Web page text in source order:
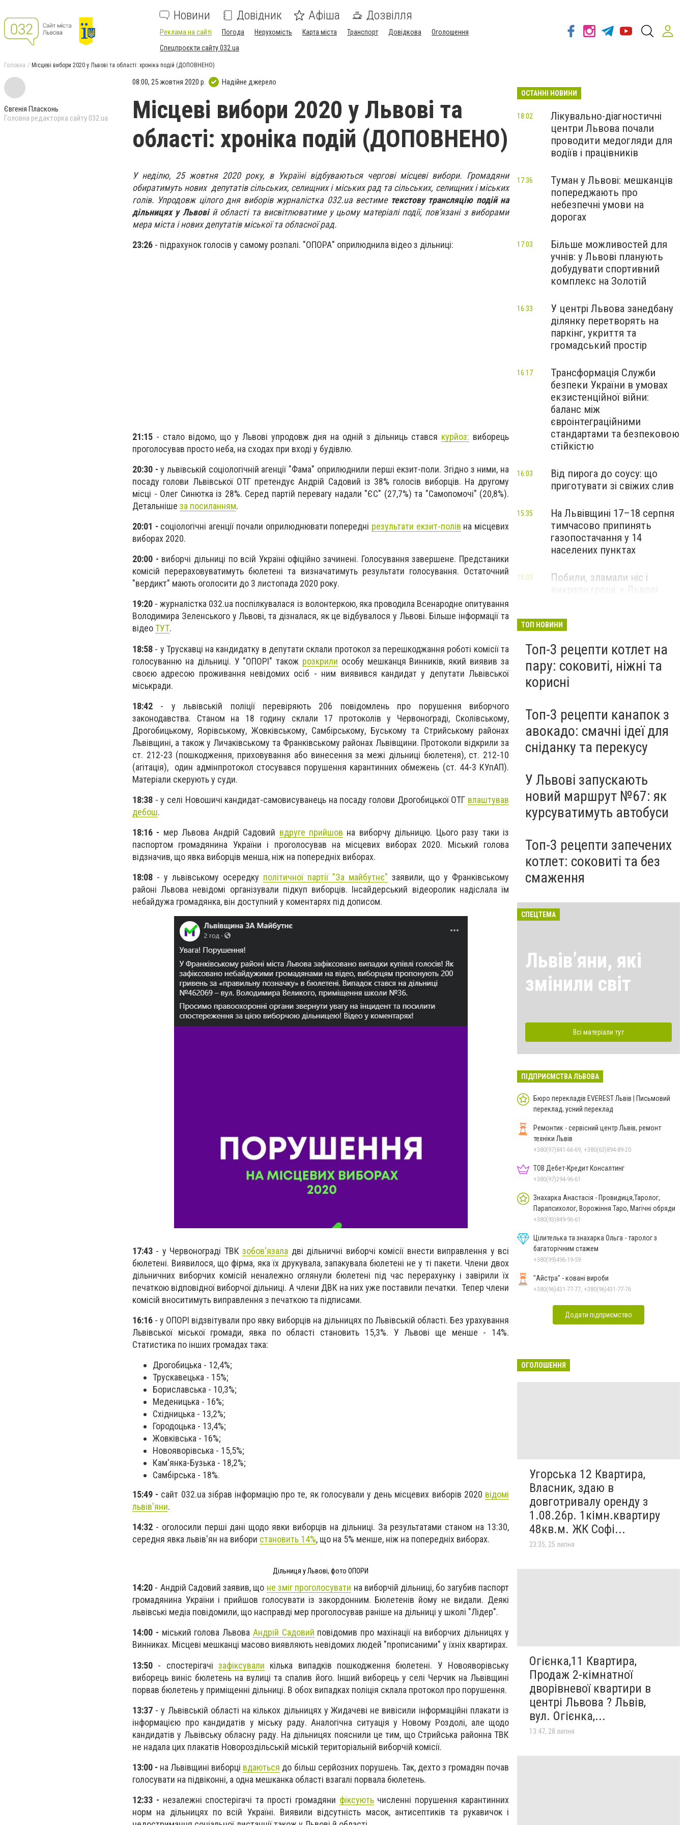
Новини Довідник Афіша Дозвілля
Реклама на сайті Погода Нерухомість Карта міста Транспорт Довідкова
Оголошення
Спецпроєкти сайту 032.ua
Головна Місцеві вибори 2020 у Львові та області: хроніка подій (ДОПОВНЕНО)
Євгенія Пласконь
Головна редакторка сайту 032.ua
08:00, 25 жовтня 2020 р. Надійне джерело
Місцеві вибори 2020 у Львові та
області: хроніка подій (ДОПОВНЕНО)
У неділю, 25 жовтня 2020 року, в Україні відбуваються чергові місцеві вибори. Громадяни
обиратимуть нових депутатів сільських, селищних і міських рад та сільських, селищних і міських
голів. Упродовж цілого дня виборів журналістка 032.ua вестиме текстову трансляцію подій на
дільницях у Львовій області та висвітлюватиме у цьому матеріалі події, пов'язані з виборами
мера міста і нових депутатів міської та обласної рад.
23:26 - підрахунок голосів у самому розпалі. "ОПОРА" оприлюднила відео з дільниці:
21:15 - стало відомо, що у Львові упродовж дня на одній з дільниць стався курйоз: виборець
проголосував просто неба, на сходах при вході у будівлю.
20:30 -у львівській соціологічній агенції "Фама" оприлюднили перші екзит-поли. Згідно з ними, на
посаду голови Львівської ОТГ претендує Андрій Садовий із 38% голосів виборців. На другому
місці - Олег Синютка із 28%. Серед партій перевагу надали "ЄС" (27,7%) та "Самопомочі" (20,8%).
Детальніше за посиланням.
20:01 - соціологічні агенції почали оприлюднювати попередні результати екзит-полів на місцевих
виборах 2020.
20:00 - виборчі дільниці по всій Україні офіційно зачинені. Голосування завершене. Предстаники
комісій перераховуватимуть бюлетені та визначатимуть результати голосування. Остаточний
"вердикт" мають оголосити до 3 листопада 2020 року.
19:20 - журналістка 032.ua поспілкувалася із волонтеркою, яка проводила Всенародне опитування
Володимира Зеленського у Львові, та дізналася, як це відбувалося у Львові. Більше інформації та
відеоТУТ.
18:58 - у Трускавці на кандидатку в депутати склали протокол за перешкоджання роботі комісії та
голосуванню на дільниці. У "ОПОРІ" також розкрили особу мешканця Винників, який виявив за
своєю адресою проживання невідомих осіб - ним виявився кандидат у депутати Львівської
міськради.
18:42 - у львівській поліції перевіряють 206 повідомлень про порушення виборчого
законодавства. Станом на 18 годину склали 17 протоколів у Червонограді, Сколівському,
Дрогобицькому, Яорівському, Жовківському, Самбірському, Буському та Стрийському районах
Львівщині, а також у Личаківському та Франківському районах Львівщини. Протоколи відкрили за
ст. 212-23 (пошкодження, приховування або винесення за межі дільниці бюлетеня), ст. 212-10
(агітація), один адмінпротокол стосувався порушення карантинних обмежень (ст. 44-3 КУпАП).
Матеріали скерують у суди.
18:38 - у селі Новошичі кандидат-самовисуванець на посаду голови Дрогобицької ОТГ влаштував
дебош.
18:16 - мер Львова Андрій Садовий вдруге прийшов на виборчу дільницю. Цього разу таки із
паспортом громадянина України і проголосував на місцевих виборах 2020. Міський голова
відзначив, що явка виборців менша, ніж на попередніх виборах.
18:08 - у львівському осередку політичної партії "За майбутнє" заявили, що у Франківському
районі Львова невідомі організували підкуп виборців. Інсайдерський відеоролик надіслала їм
небайдужа громадянка, він доступний у коментарях під дописом.
17:43 - у Червонограді ТВКзобов'язала дві дільничні виборчі комісії внести виправлення у всі
бюлетені. Виявилося, що фірма, яка їх друкувала, запакувала бюлетені не у ті пакети. Члени двох
дільничних виборчих комісій неналежно оглянули бюлетені під час перерахунку і завірили їх
печаткою відповідної виборчої дільниці. А члени ДВК на них уже поставили печатки. Тепер члени
комісій вноситимуть виправлення з печаткою та підписами.
16:16 - у ОПОРІ відзвітували про явку виборців на дільницях по Львівській області. Без урахування
Львівської міської громади, явка по області становить 15,3%. У Львові ще менше - 14%.
Статистика по інших громадах така:
Дрогобицька - 12,4%;
Трускавецька - 15%;
Бориславська - 10,3%;
Меденицька - 16%;
Східницька - 13,2%;
Городоцька - 13,4%;
Жовківська - 16%;
Новояворівська - 15,5%;
Кам'янка-Бузька - 18,2%;
Самбірська - 18%.
15:49 - сайт 032.ua зібрав інформацію про те, як голосували у день місцевих виборів 2020 відомі
львів'яни.
14:32 - оголосили перші дані щодо явки виборців на дільниці. За результатами станом на 13:30,
середня явка львів'ян на вибори становить 14%, що на 5% менше, ніж на попередніх виборах.
Дільниця у Львові, фото ОПОРИ
14:20 - Андрій Садовий заявив, що не зміг проголосувати на виборчій дільниці, бо загубив паспорт
громадянина України і прийшов голосувати із закордонним. Бюлетенів йому не видали. Деякі
львівські медіа повідомили, що насправді мер проголосував раніше на дільниці у школі "Лідер".
14:00 - міський голова Львова Андрій Садовий повідомив про махінації на виборчих дільницях у
Винниках. Місцеві мешканці масово виявляють невідомих людей "прописаними" у їхніх квартирах.
13:50 - спостерігачі зафіксували кілька випадків пошкодження бюлетені. У Новояворівську
виборець виніс бюлетень на вулиці та спалив його. Інший виборець у селі Черчик на Львівщині
порвав бюлетень у приміщенні дільниці. В обох випадках поліція склала протокол про порушення.
13:37 - у Львівській області на кількох дільницях у Жидачеві не вивісили інформаційні плакати із
інформацією про кандидатів у міську раду. Аналогічна ситуація у Новому Роздолі, але щодо
кандидатів у Львівську обласну раду. На дільницях пояснили це тим, що Стрийська районна ТВК
не надала цих плакатів Новороздільській міській територіальній виборчій комісії.
13:00 - на Львівщині виборці вдаються до більш серйозних порушень. Так, дехто з громадян почав
голосувати на підвіконні, а одна мешканка області взагалі порвала бюлетень.
12:33 - незалежні спостерігачі та прості громадяни фіксуютьчисленні порушення карантинних
норм на дільницях по всій Україні. Виявили відсутність масок, антисептиків та рукавичок і
ОСТАННІ НОВИНИ
Лікувально-діагностичні
центри Львова почали
проводити медогляди для
водіїв і працівників
18:02
Туман у Львові: мешканців
попереджають про
небезпечні умови на
дорогах
17:36
Більше можливостей для
учнів: у Львові планують
добудувати спортивний
комплекс на Золотій
17:03
У центрі Львова занедбану
ділянку перетворять на
паркінг, укриття та
громадський простір
16:33
Трансформація Служби
безпеки України в умовах
екзистенційної війни:
баланс між
євроінтеграційними
стандартами та безпековою
стійкістю
16:17
Від пирога до соусу: що
приготувати зі свіжих слив
16:03
На Львівщині 17–18 серпня
тимчасово припинять
газопостачання у 14
населених пунктах
15:35
Побили, зламали ніс і
викрали гроші: у Львові
15:03
ТОП НОВИНИ
Топ-3 рецепти котлет на
пару: соковиті, ніжні та
корисні
Топ-3 рецепти канапок з
авокадо: смачні ідеї для
сніданку та перекусу
У Львові запускають
новий маршрут №67: як
курсуватимуть автобуси
Топ-3 рецепти запечених
котлет: соковиті та без
смаження
СПЕЦТЕМА
Львівʼяни, які
змінили світ
Всі матеріали тут
ПІДПРИЄМСТВА ЛЬВОВА
Бюро перекладів EVEREST Львів | Письмовий
переклад, усний переклад
Ремонтик - сервісний центр Львів, ремонт
техніки Львів
+380(97)841-66-69, +380(63)894-89-20
ТОВ Дебет-Кредит Консалтинг
+380(97)294-96-61
Знахарка Анастасія - Провидиця,Таролог,
Парапсихолог, Ворожіння Таро, Магічні обряди
+380(93)849-96-61
Цілителька та знахарка Ольга - таролог з
багаторічним стажем
+380(99)496-19-59
"Айстра" - ковані вироби
+380(96)431-77-77, +380(96)431-77-76
Додати підприємство
ОГОЛОШЕННЯ
Угорська 12 Квартира,
Власник, здаю в
довготривалу оренду з
1.08.26р. 1кімн.квартиру
48кв.м. ЖК Софі...
23:35, 25 липня
Огієнка,11 Квартира,
Продаж 2-кімнатної
дворівневої квартири в
центрі Львова ? Львів,
вул. Огієнка,...
13:47, 28 липня